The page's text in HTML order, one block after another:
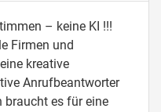
– keine KI !!!
Firmen und
kreative
Anrufbeantworter
braucht es für eine